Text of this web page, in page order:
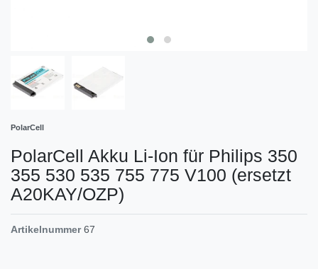
PolarCell
PolarCell Akku Li-Ion für Philips 350
355 530 535 755 775 V100 (ersetzt
A20KAY/OZP)
Artikelnummer 67